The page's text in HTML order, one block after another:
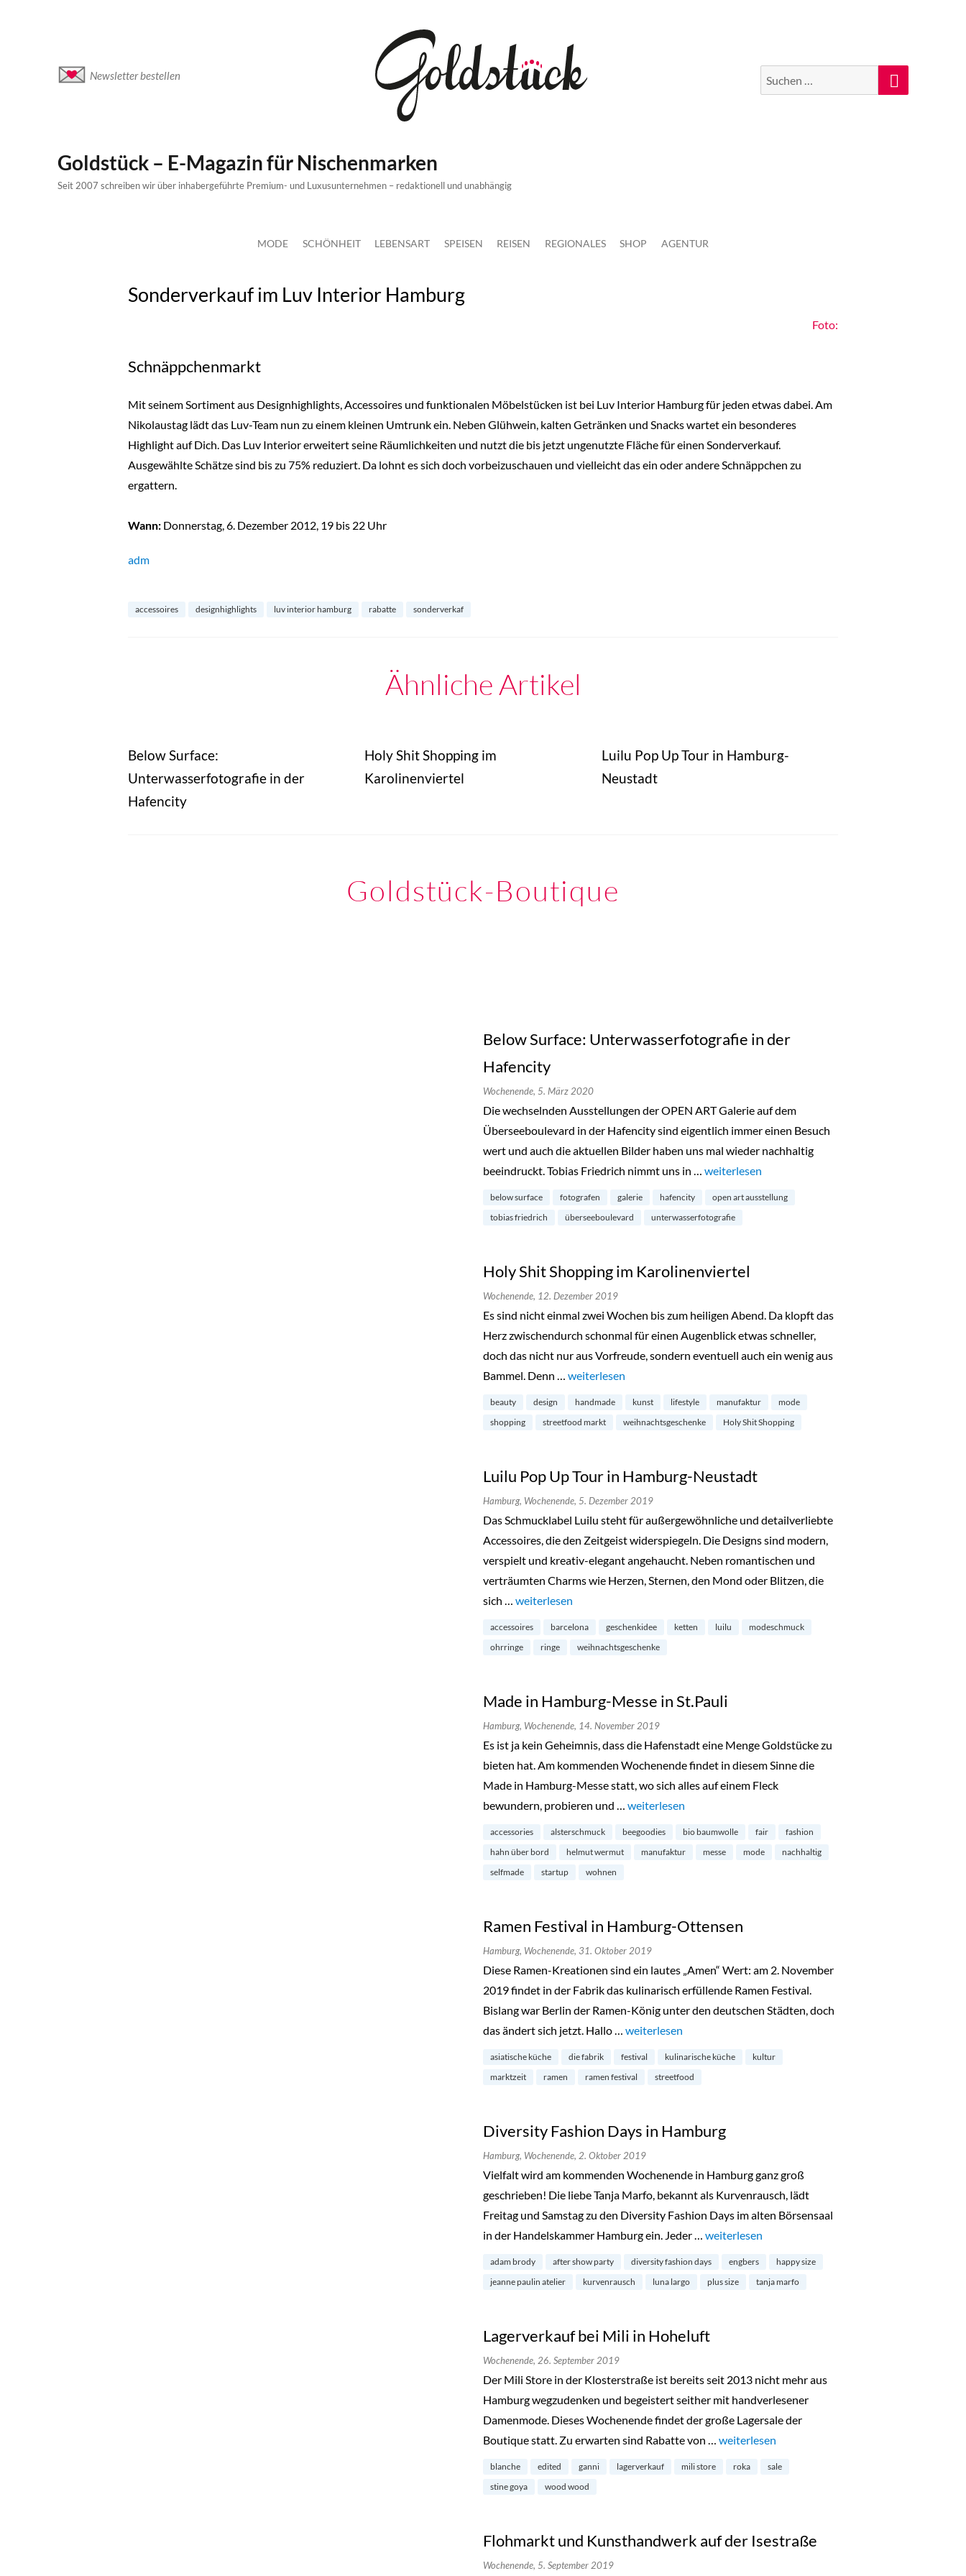
Newsletter bestellen
Suche
nach:
Suchen
Goldstück – E-Magazin für Nischenmarken
Seit 2007 schreiben wir über inhabergeführte Premium- und Luxusunternehmen – redaktionell und unabhängig
MODE SCHÖNHEIT LEBENSART SPEISEN REISEN REGIONALES SHOP AGENTUR
Sonderverkauf im Luv Interior Hamburg
Foto:
Schnäppchenmarkt
Mit seinem Sortiment aus Designhighlights, Accessoires und funktionalen Möbelstücken ist bei Luv Interior Hamburg für jeden etwas dabei. Am
Nikolaustag lädt das Luv-Team nun zu einem kleinen Umtrunk ein. Neben Glühwein, kalten Getränken und Snacks wartet ein besonderes
Highlight auf Dich. Das Luv Interior erweitert seine Räumlichkeiten und nutzt die bis jetzt ungenutzte Fläche für einen Sonderverkauf.
Ausgewählte Schätze sind bis zu 75% reduziert. Da lohnt es sich doch vorbeizuschauen und vielleicht das ein oder andere Schnäppchen zu
ergattern.
Wann: Donnerstag, 6. Dezember 2012, 19 bis 22 Uhr
adm
accessoires designhighlights luv interior hamburg rabatte sonderverkaf
Ähnliche Artikel
Below Surface:
Unterwasserfotografie in der
Hafencity
Holy Shit Shopping im
Karolinenviertel
Luilu Pop Up Tour in Hamburg-
Neustadt
Goldstück-Boutique
Below Surface: Unterwasserfotografie in der
Hafencity
Wochenende, 5. März 2020
Die wechselnden Ausstellungen der OPEN ART Galerie auf dem
Überseeboulevard in der Hafencity sind eigentlich immer einen Besuch
wert und auch die aktuellen Bilder haben uns mal wieder nachhaltig
beeindruckt. Tobias Friedrich nimmt uns in … „Below Surface: Unterwasserfotografie in der
weiterlesen
below surface fotografen galerie hafencity
open art ausstellung
tobias friedrich
überseeboulevard unterwasserfotografie
Holy Shit Shopping im Karolinenviertel
Wochenende, 12. Dezember 2019
Es sind nicht einmal zwei Wochen bis zum heiligen Abend. Da klopft das
Herz zwischendurch schonmal für einen Augenblick etwas schneller,
doch das nicht nur aus Vorfreude, sondern eventuell auch ein wenig aus
Bammel. Denn … „Holy Shit Shopping im Karolinenviertel“
weiterlesen
beauty design handmade kunst lifestyle manufaktur
mode
shopping
streetfood markt weihnachtsgeschenke Holy Shit Shopping
Luilu Pop Up Tour in Hamburg-Neustadt
Hamburg, Wochenende, 5. Dezember 2019
Das Schmucklabel Luilu steht für außergewöhnliche und detailverliebte
Accessoires, die den Zeitgeist widerspiegeln. Die Designs sind modern,
verspielt und kreativ-elegant angehaucht. Neben romantischen und
verträumten Charms wie Herzen, Sternen, den Mond oder Blitzen, die
sich … „Luilu Pop Up Tour in Hamburg-Neustadt“
weiterlesen
accessoires barcelona geschenkidee ketten luilu
modeschmuck
ohrringe
ringe weihnachtsgeschenke
Made in Hamburg-Messe in St.Pauli
Hamburg, Wochenende, 14. November 2019
Es ist ja kein Geheimnis, dass die Hafenstadt eine Menge Goldstücke zu
bieten hat. Am kommenden Wochenende findet in diesem Sinne die
Made in Hamburg-Messe statt, wo sich alles auf einem Fleck
bewundern, probieren und … „Made in Hamburg-Messe in St.Pauli“
weiterlesen
accessories alsterschmuck beegoodies bio baumwolle fair
fashion
hahn über bord
helmut wermut manufaktur messe mode
nachhaltig
selfmade
startup wohnen
Ramen Festival in Hamburg-Ottensen
Hamburg, Wochenende, 31. Oktober 2019
Diese Ramen-Kreationen sind ein lautes „Amen“ Wert: am 2. November
2019 findet in der Fabrik das kulinarisch erfüllende Ramen Festival.
Bislang war Berlin der Ramen-König unter den deutschen Städten, doch
das ändert sich jetzt. Hallo … „Ramen Festival in Hamburg-Ottensen“
weiterlesen
asiatische küche die fabrik festival kulinarische küche
kultur
marktzeit
ramen ramen festival streetfood
Diversity Fashion Days in Hamburg
Hamburg, Wochenende, 2. Oktober 2019
Vielfalt wird am kommenden Wochenende in Hamburg ganz groß
geschrieben! Die liebe Tanja Marfo, bekannt als Kurvenrausch, lädt
Freitag und Samstag zu den Diversity Fashion Days im alten Börsensaal
in der Handelskammer Hamburg ein. Jeder … „Diversity Fashion Days in Hamburg“
weiterlesen
adam brody after show party diversity fashion days engbers
happy size
jeanne paulin atelier
kurvenrausch luna largo plus size tanja marfo
Lagerverkauf bei Mili in Hoheluft
Wochenende, 26. September 2019
Der Mili Store in der Klosterstraße ist bereits seit 2013 nicht mehr aus
Hamburg wegzudenken und begeistert seither mit handverlesener
Damenmode. Dieses Wochenende findet der große Lagersale der
Boutique statt. Zu erwarten sind Rabatte von … „Lagerverkauf bei Mili in Hoheluft“
weiterlesen
blanche edited ganni lagerverkauf mili store roka
sale
stine goya
wood wood
Flohmarkt und Kunsthandwerk auf der Isestraße
Wochenende, 5. September 2019